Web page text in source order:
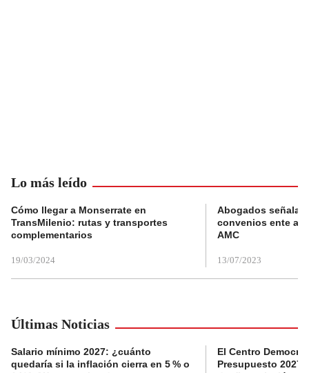
Lo más leído
Cómo llegar a Monserrate en
TransMilenio: rutas y transportes
complementarios
19/03/2024
Abogados
convenios ente
AMC
13/07/2023
Últimas Noticias
Salario mínimo 2027: ¿cuánto
quedaría si la inflación cierra en 5 % o
El Centro
Presupuesto 2027